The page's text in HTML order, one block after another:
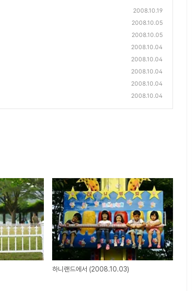
2008.10.19
2008.10.05
2008.10.05
2008.10.04
2008.10.04
2008.10.04
2008.10.04
2008.10.04
하니랜드에서 (2008.10.03)